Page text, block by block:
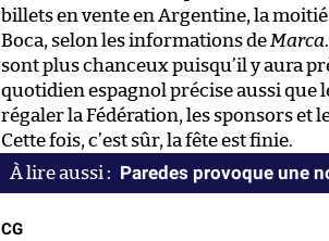
billets en vente en Argentine, la
Boca, selon les informations deMarca
sont plus chanceux puisqu’il y aura
quotidien espagnol précise aussi que
régaler la Fédération, les sponsors et
Cette fois, c’est sûr, la fête est finie.
Paredes provoque une
CG